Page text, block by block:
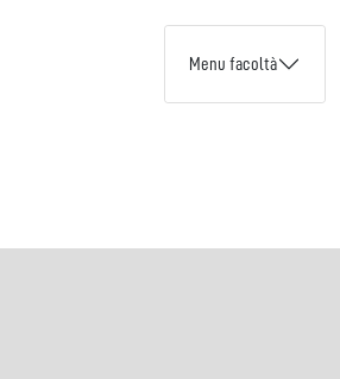
Menu facoltà